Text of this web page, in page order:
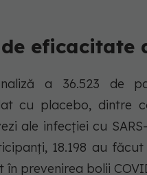
eficacitate
a 36.523 de
cu placebo, dintre
ale infecției cu
18.198 au făcut
prevenirea bolii